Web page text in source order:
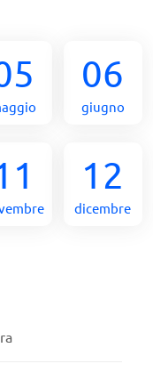
06
giugno
12
dicembre